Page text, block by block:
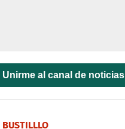
Unirme al canal de noticias
BUSTILLLO